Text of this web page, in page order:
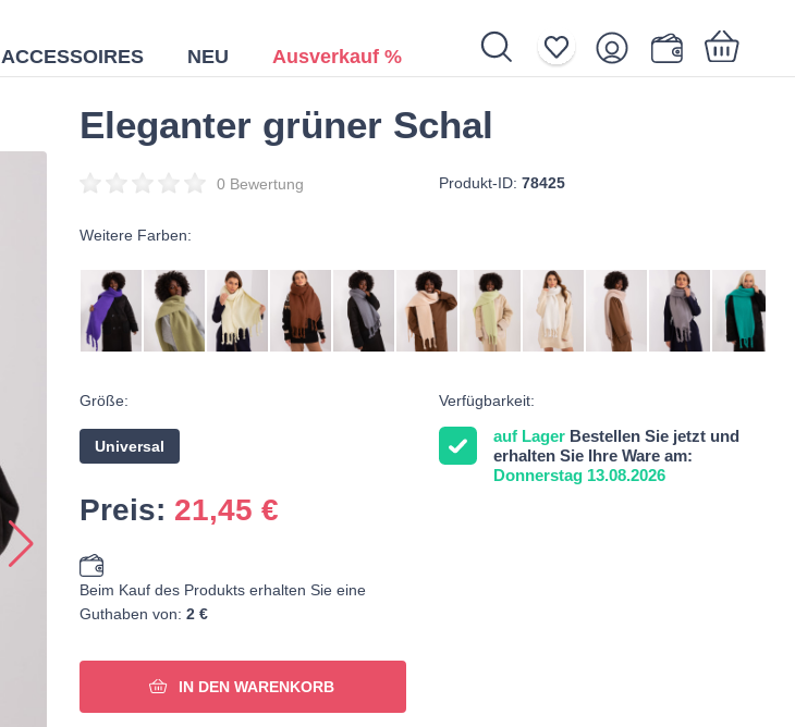
ACCESSOIRES NEU Ausverkauf %
Ihr Warenkorb ist noch leer.
Eleganter grüner Schal
0 Bewertung Produkt-ID: 78425
Verfügbarkeit:
auf Lager Bestellen Sie jetzt und
erhalten Sie Ihre Ware am:
Donnerstag 13.08.2026
Weitere Farben:
Größe:
Universal
Preis: 21,45 €
Beim Kauf des Produkts erhalten Sie eine
Guthaben von: 2 €
IN DEN WARENKORB